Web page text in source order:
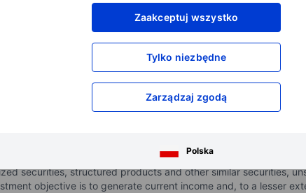
Zaakceptuj wszystko
Tylko niezbędne
Zarządzaj zgodą
Polska
XXXXXXX
XXXXXXX
XXXXXXX
XXXXXXX
Otwórz kontoaby uzyskać dostęp do
non-diversified, closed-end management investment
is comprised of investments in senior secured debt,
securities, structured products and other similar securities,
objective is to generate current income and, to a lesser